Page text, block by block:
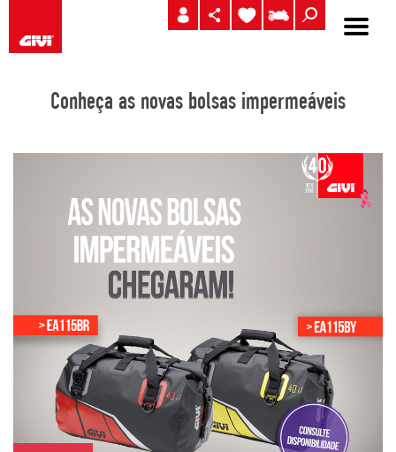
Conheça as novas bolsas impermeáveis